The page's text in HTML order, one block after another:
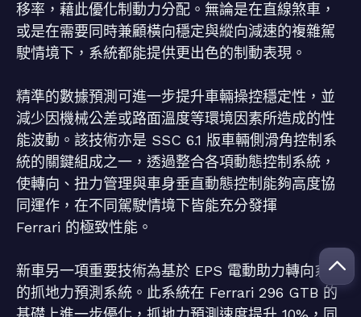
移率，藉此優化制動力分配。無論是在直線煞車，
或是在需要同時兼顧橫向穩定與縱向減速的複雜駕
駛情境下，系統都能提供更出色的制動表現。
精準的數據預測可進一步提升車輛操控穩定性，並
減少因機械公差或路面溫度等環境因素所造成的性
能波動。該技術亦是 SSC 6.1 版車輛側滑角控制系
統的關鍵組成之一，透過整合各項動態控制系統，
使轉向、扭力管理與車身垂直動態控制能夠高度協
同運作，在不同駕駛情境下皆能充分發揮
Ferrari 的極致性能。
新車另一項重要技術為基於 EPS 電動助力轉向系統
的抓地力預測系統。此系統在 Ferrari 296 GTB 的